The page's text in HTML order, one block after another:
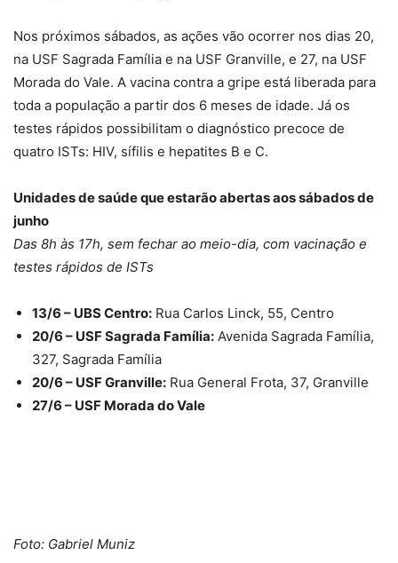
Nos próximos sábados, as ações vão ocorrer nos dias 20,
na USF Sagrada Família e na USF Granville, e 27, na USF
Morada do Vale. A vacina contra a gripe está liberada para
toda a população a partir dos 6 meses de idade. Já os
testes rápidos possibilitam o diagnóstico precoce de
quatro ISTs: HIV, sífilis e hepatites B e C.
Unidades de saúde que estarão abertas aos sábados de
junho
Das 8h às 17h, sem fechar ao meio-dia, com vacinação e
testes rápidos de ISTs
13/6 – UBS Centro: Rua Carlos Linck, 55, Centro
20/6 – USF Sagrada Família: Avenida Sagrada Família,
327, Sagrada Família
20/6 – USF Granville: Rua General Frota, 37, Granville
27/6 – USF Morada do Vale
Foto: Gabriel Muniz